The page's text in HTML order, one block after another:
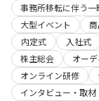
事務所移転に伴う一
大型イベント
内定式
入社式
株主総会
オー
オンライン研修
インタビュー・取材